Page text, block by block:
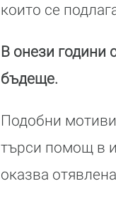
които се
В онези години
бъдеще.
Подобни
търси помощ в
оказва